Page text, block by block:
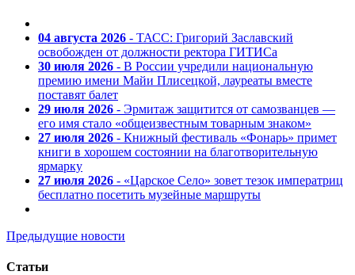
04 августа 2026 - ТАСС: Григорий Заславский
освобожден от должности ректора ГИТИСа
30 июля 2026 - В России учредили национальную
премию имени Майи Плисецкой, лауреаты вместе
поставят балет
29 июля 2026 - Эрмитаж защитится от самозванцев —
его имя стало «общеизвестным товарным знаком»
27 июля 2026 - Книжный фестиваль «Фонарь» примет
книги в хорошем состоянии на благотворительную
ярмарку
27 июля 2026 - «Царское Село» зовет тезок императриц
бесплатно посетить музейные маршруты
Предыдущие новости
Статьи